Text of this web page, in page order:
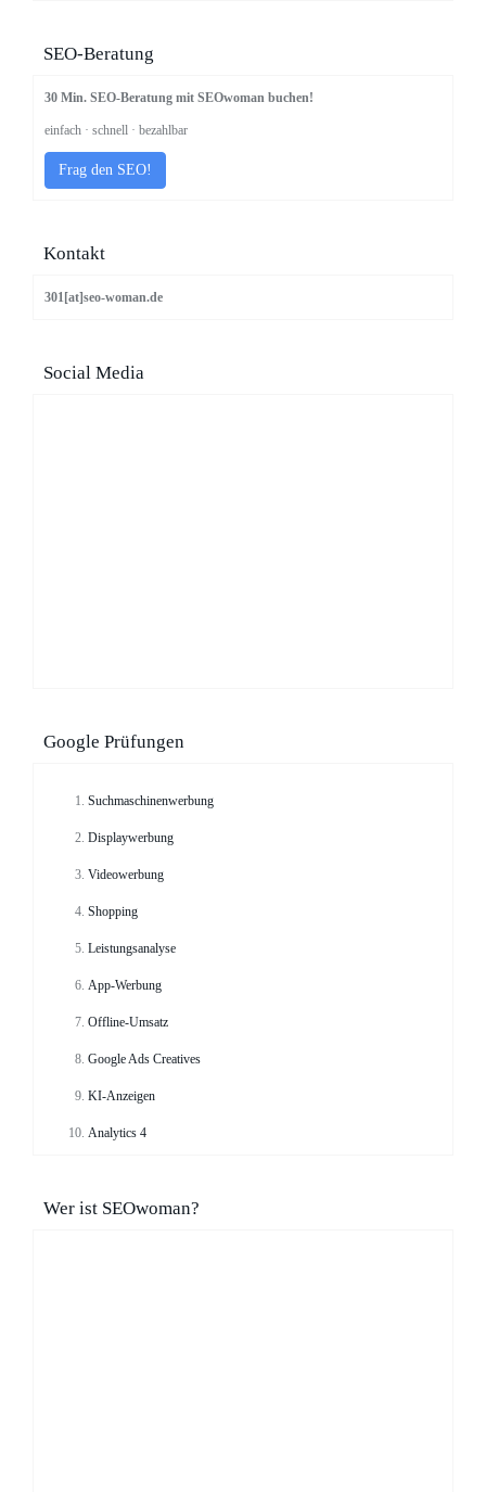
SEO-Beratung
30 Min. SEO-Beratung mit SEOwoman buchen!
einfach · schnell · bezahlbar
Frag den SEO!
Kontakt
301[at]seo-woman.de
Social Media
Google Prüfungen
Suchmaschinenwerbung
Displaywerbung
Videowerbung
Shopping
Leistungsanalyse
App-Werbung
Offline-Umsatz
Google Ads Creatives
KI-Anzeigen
Analytics 4
Wer ist SEOwoman?